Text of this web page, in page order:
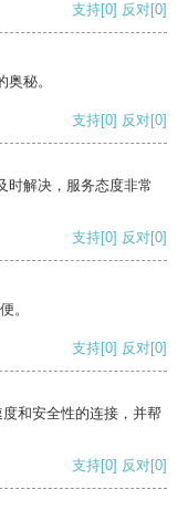
支持[0] 反对[0]
秘。
支持[0] 反对[0]
时解决，服务态度非常
支持[0] 反对[0]
。
支持[0] 反对[0]
和安全性的连接，并帮
支持[0] 反对[0]